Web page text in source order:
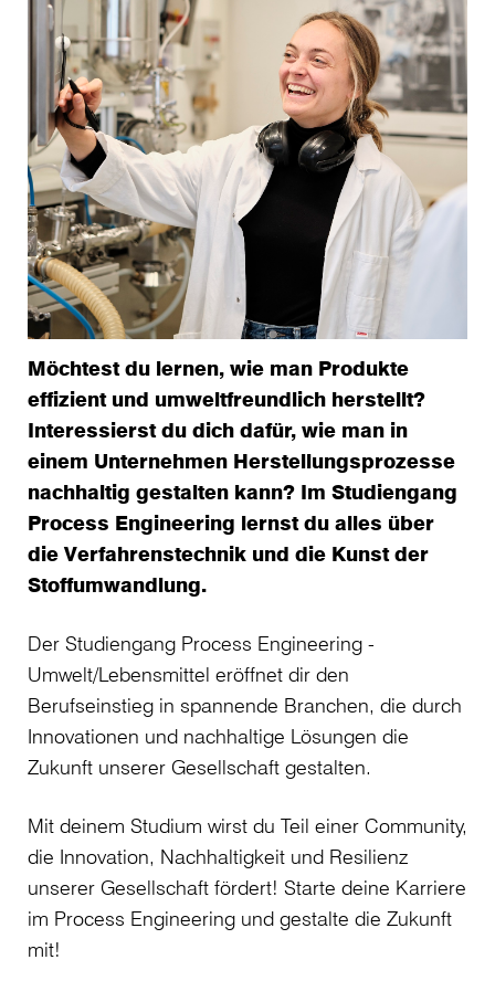
Möchtest du lernen, wie man Produkte
effizient und umweltfreundlich herstellt?
Interessierst du dich dafür, wie man in
einem Unternehmen Herstellungsprozesse
nachhaltig gestalten kann? Im Studiengang
Process Engineering lernst du alles über
die Verfahrenstechnik und die Kunst der
Stoffumwandlung.
Der Studiengang Process Engineering -
Umwelt/Lebensmittel eröffnet dir den
Berufseinstieg in spannende Branchen, die durch
Innovationen und nachhaltige Lösungen die
Zukunft unserer Gesellschaft gestalten.
Mit deinem Studium wirst du Teil einer Community,
die Innovation, Nachhaltigkeit und Resilienz
unserer Gesellschaft fördert! Starte deine Karriere
im Process Engineering und gestalte die Zukunft
mit!